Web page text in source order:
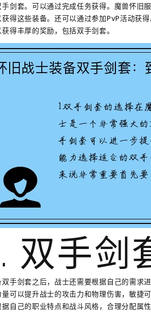
剑套。可以通过完成任务获得。魔兽怀旧
得这些装备。还可以通过参加PvP活动获
得丰厚的奖励，包括双手剑套。
双手剑
手剑套之后，战士还需要根据自己的需求
可以提升战士的攻击力和物理伤害，敏捷
据自己的职业特点和战斗风格，合理分配属